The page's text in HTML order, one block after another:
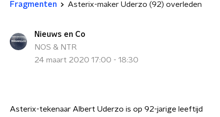
Fragmenten Asterix-maker Uderzo (92) overleden
Nieuws en Co
NOS & NTR
24 maart 2020 17:00 - 18:30
Asterix-tekenaar Albert Uderzo is op 92-jarige leeftijd